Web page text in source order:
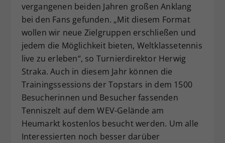
vergangenen beiden Jahren großen Anklang
bei den Fans gefunden. „Mit diesem Format
wollen wir neue Zielgruppen erschließen und
jedem die Möglichkeit bieten, Weltklassetennis
live zu erleben“, so Turnierdirektor Herwig
Straka. Auch in diesem Jahr können die
Trainingssessions der Topstars in dem 1500
Besucherinnen und Besucher fassenden
Tenniszelt auf dem WEV-Gelände am
Heumarkt kostenlos besucht werden. Um alle
Interessierten noch besser darüber